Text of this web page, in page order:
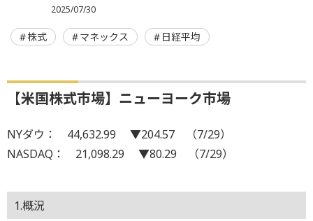
2025/07/30
株式 マネックス 日経平均
【米国株式市場】ニューヨーク市場
NYダウ： 44,632.99 ▼204.57 （7/29）
NASDAQ： 21,098.29 ▼80.29 （7/29）
1.概況